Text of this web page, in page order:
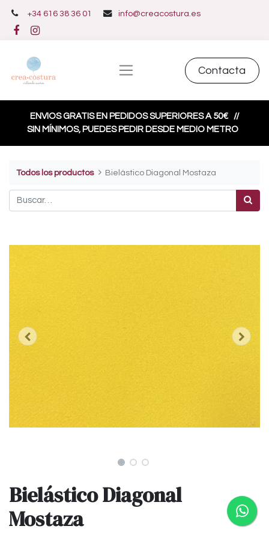
+34 616 38 36 01 info@creacostura.es
Contacta
ENVIOS GRATIS EN PEDIDOS SUPERIORES A 50€ //
SIN MÍNIMOS, PUEDES PEDIR DESDE MEDIO METRO
Todos los productos Bielástico Diagonal Mostaza
Bielástico Diagonal
Mostaza